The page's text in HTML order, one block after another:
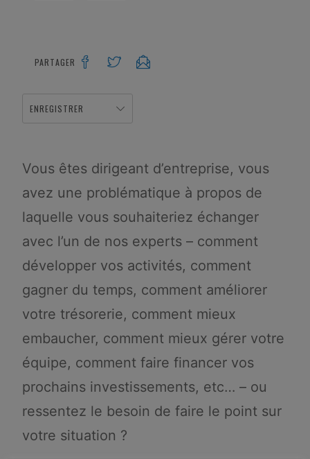
PARTAGER
ENREGISTRER
Vous êtes dirigeant d’entreprise, vous
avez une problématique à propos de
laquelle vous souhaiteriez échanger
avec l’un de nos experts – comment
développer vos activités, comment
gagner du temps, comment améliorer
votre trésorerie, comment mieux
embaucher, comment mieux gérer votre
équipe, comment faire financer vos
prochains investissements, etc… – ou
ressentez le besoin de faire le point sur
votre situation ?